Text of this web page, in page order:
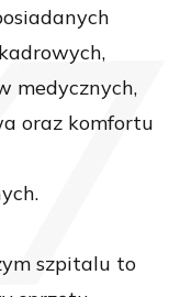
medycznych,
oraz komfortu
szpitalu to